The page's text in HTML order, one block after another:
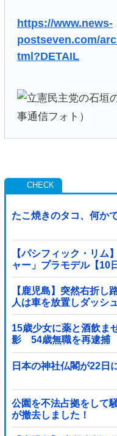
https://www.news-
postseven.com/
tml?DETAIL
たこ焼きのタコ、何か
【パシフィック・リム
ャー」プラモデル【10
【鹿児島】突然右折
人は車を放置しダッシ
15歳少女に薬と酒飲ま
影 54歳無職を再逮捕
日本の神社仏閣が22日
公園を不法占拠をして
が撤去しました！